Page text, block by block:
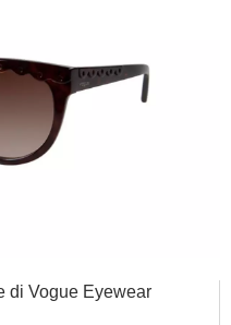
di Vogue Eyewear